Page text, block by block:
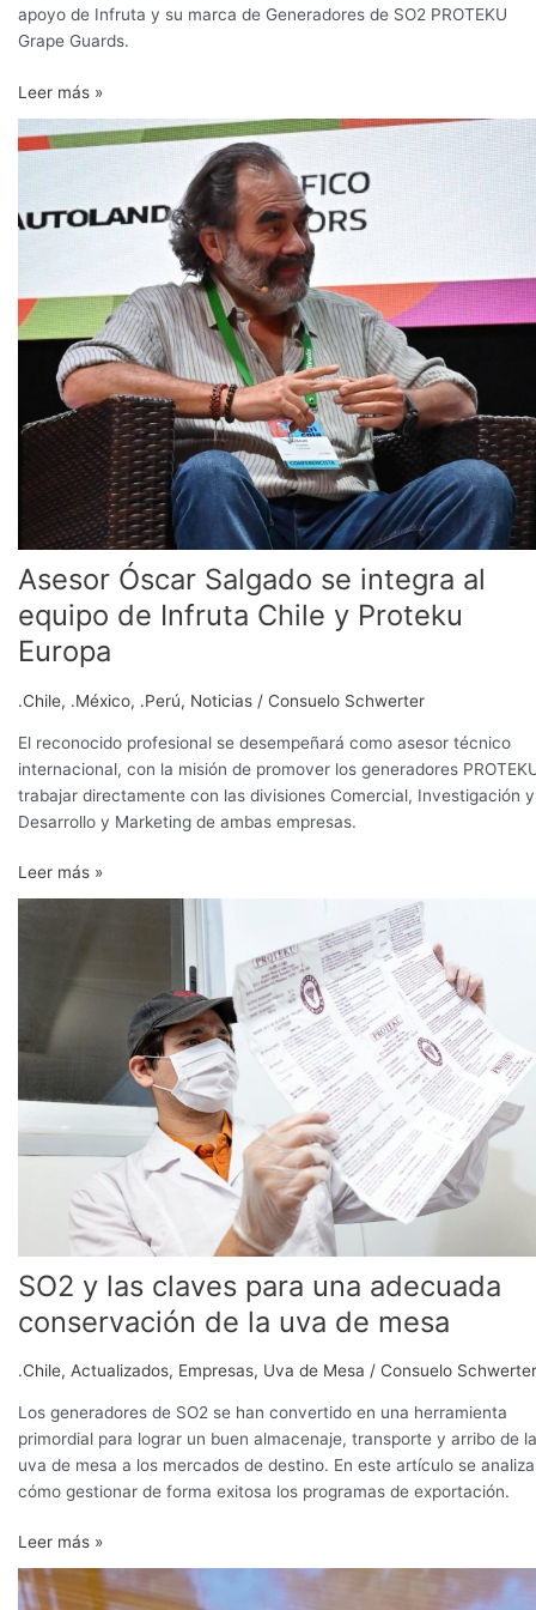
apoyo de Infruta y su marca de Generadores de SO2 PROTEKU
Grape Guards.
Leer más »
Asesor Óscar Salgado se integra al
equipo de Infruta Chile y Proteku
Europa
.Chile, .México, .Perú, Noticias / Consuelo Schwerter
El reconocido profesional se desempeñará como asesor técnico
internacional, con la misión de promover los generadores
trabajar directamente con las divisiones Comercial, Investigación y
Desarrollo y Marketing de ambas empresas.
Asesor
Óscar
se
integra
de
Infruta
Proteku
Leer más »
SO2 y las claves para una adecuada
conservación de la uva de mesa
.Chile, Actualizados, Empresas, Uva de Mesa / Consuelo Schwerter
Los generadores de SO2 se han convertido en una herramienta
primordial para lograr un buen almacenaje, transporte y arribo de la
uva de mesa a los mercados de destino. En este artículo se analiza
cómo gestionar de forma exitosa los programas de exportación.
una
conservación
Leer más »
Infruta,